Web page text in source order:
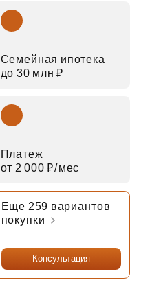
Семейная ипотека
до 30 млн ₽
Платеж
от 2 000 ₽⁠/⁠мес
Еще 259 вариантов
покупки
Консультация